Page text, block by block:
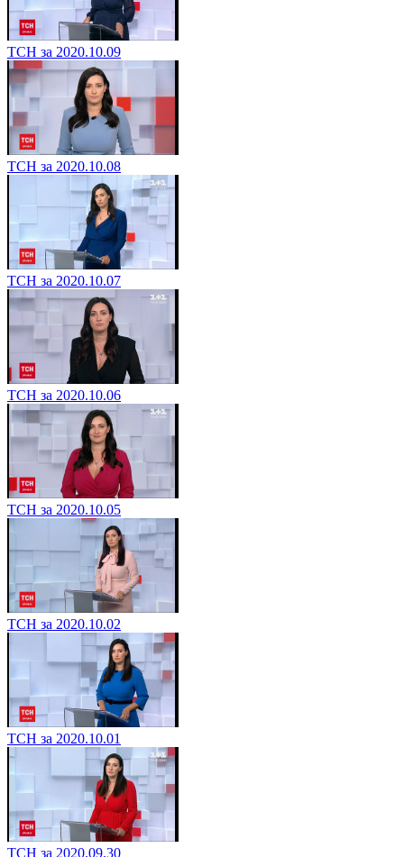
ТСН за 2020.10.09
ТСН за 2020.10.08
ТСН за 2020.10.07
ТСН за 2020.10.06
ТСН за 2020.10.05
ТСН за 2020.10.02
ТСН за 2020.10.01
ТСН за 2020.09.30